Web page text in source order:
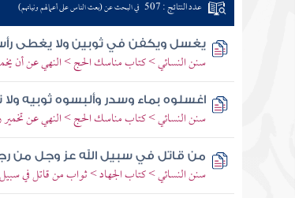
عدد النتائج : 507 في البحث عن (بعث الناس على أعمالهم ونياتهم)
يغسل ويكفن في ثوبين ولا يغطى
سنن النسائي > كتاب مناسك الحج > النهي عن أن
اغسلوه بماء وسدر وألبسوه ثوبيه ولا
سنن النسائي > كتاب مناسك الحج > النهي عن
من قاتل في سبيل الله عز وجل من
سنن النسائي > كتاب الجهاد > ثواب من قاتل في سبيل